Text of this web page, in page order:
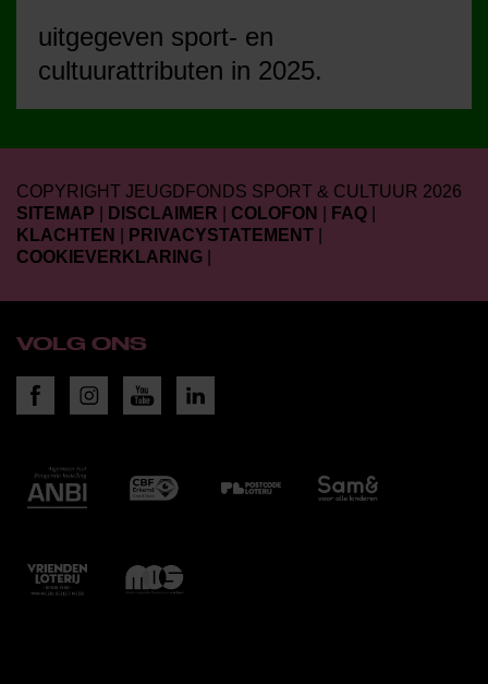
uitgegeven sport- en
cultuurattributen in 2025.
COPYRIGHT JEUGDFONDS SPORT & CULTUUR 2026
SITEMAP
DISCLAIMER COLOFON FAQ
KLACHTEN
PRIVACYSTATEMENT
COOKIEVERKLARING
VOLG ONS